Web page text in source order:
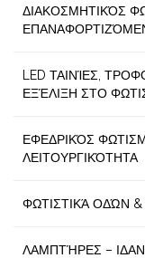
ΔΙΑΚΟΣΜΗΤΙΚΌΣ
LED ΤΑΙΝΊΕΣ,
ΕΞΈΛΙΞΗ ΣΤΟ
ΕΦΕΔΡΙΚΌΣ
ΛΕΙΤΟΥΡΓΙΚΌΤΗΤΑ
ΦΩΤΙΣΤΙΚΆ ΟΔΏΝ
ΛΑΜΠΤΉΡΕΣ –